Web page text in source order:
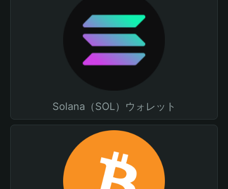
Solana（SOL）ウォレット